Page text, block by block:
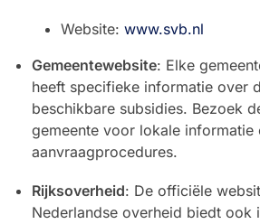
Website: www.svb.nl
Gemeentewebsite: Elke
heeft specifieke informatie over
beschikbare subsidies. Bezoek
gemeente voor lokale informatie
aanvraagprocedures.
Rijksoverheid: De officiële
Nederlandse overheid biedt ook